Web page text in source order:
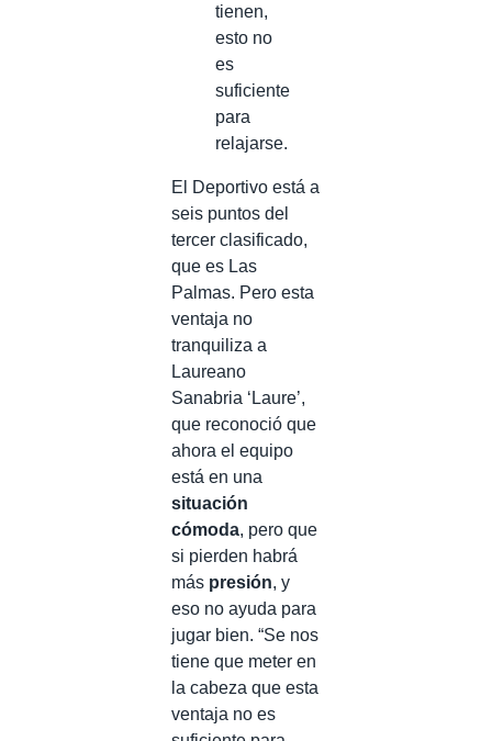
tienen,
esto no
es
suficiente
para
relajarse.
El Deportivo está a
seis puntos del
tercer clasificado,
que es Las
Palmas. Pero esta
ventaja no
tranquiliza a
Laureano
Sanabria ‘Laure’,
que reconoció que
ahora el equipo
está en una
situación
cómoda, pero que
si pierden habrá
más presión, y
eso no ayuda para
jugar bien. “Se nos
tiene que meter en
la cabeza que esta
ventaja no es